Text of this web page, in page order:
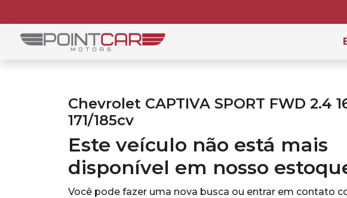
Chevrolet CAPTIVA SPORT FWD 2.4
171/185cv
Este veículo não está mais
disponível em nosso
Você pode fazer uma nova busca ou entrar em contato